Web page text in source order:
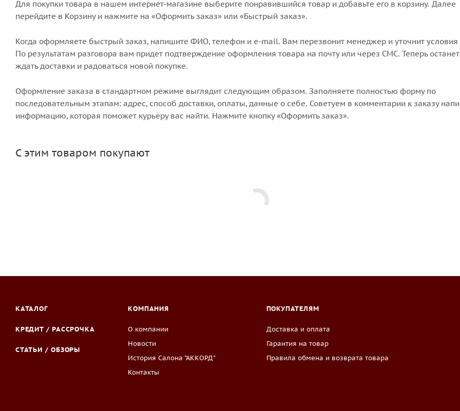
Для покупки товара в нашем интернет-магазине выберите понравившийся товар и добавьте его в корзину. Далее
перейдите в Корзину и нажмите на «Оформить заказ» или «Быстрый заказ».
Когда оформляете быстрый заказ, напишите ФИО, телефон и e-mail. Вам перезвонит менеджер и уточнит условия
По результатам разговора вам придет подтверждение оформления товара на почту или через СМС. Теперь
ждать доставки и радоваться новой покупке.
Оформление заказа в стандартном режиме выглядит следующим образом. Заполняете полностью форму по
последовательным этапам: адрес, способ доставки, оплаты, данные о себе. Советуем в комментарии к заказу
информацию, которая поможет курьеру вас найти. Нажмите кнопку «Оформить заказ».
С этим товаром покупают
КАТАЛОГ
КРЕДИТ / РАССРОЧКА
СТАТЬИ / ОБЗОРЫ
КОМПАНИЯ
О компании
Новости
История Салона "АККОРД"
Контакты
ПОКУПАТЕЛЯМ
Доставка и оплата
Гарантия на товар
Правила обмена и возврата товара